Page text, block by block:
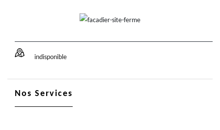
indisponible
Nos Services